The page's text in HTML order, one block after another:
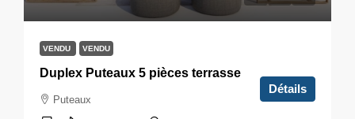
VENDU VENDU
Duplex Puteaux 5 pièces terrasse
Puteaux
Détails